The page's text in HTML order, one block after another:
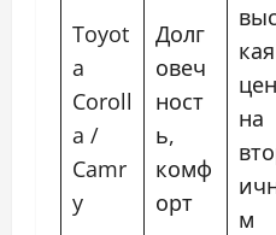
Toyot
a
Coroll
a /
Camr
y
Долг
овеч
ност
ь,
комф
орт
кая
на
м